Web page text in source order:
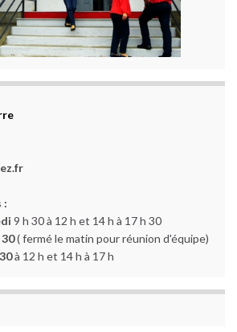
:
9 h 30 à 12 h et 14 h à 17 h 30
( fermé le matin pour réunion d'équipe)
à 12 h et 14 h à 17 h